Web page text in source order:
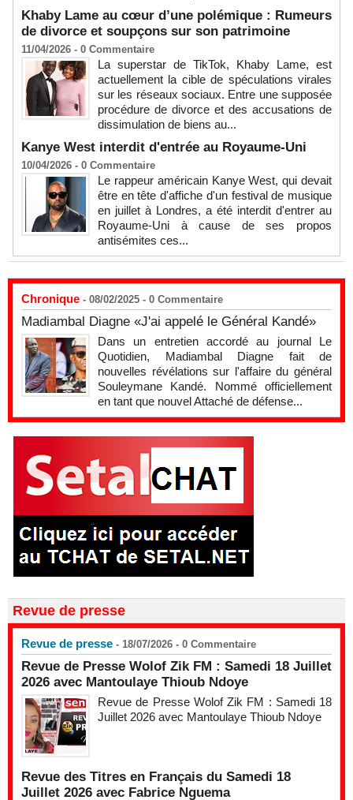
Khaby Lame au cœur d’une polémique : Rumeurs
de divorce et soupçons sur son patrimoine
11/04/2026 - 0 Commentaire
La superstar de TikTok, Khaby Lame, est
actuellement la cible de spéculations virales
sur les réseaux sociaux. Entre une supposée
procédure de divorce et des accusations de
dissimulation de biens au...
Kanye West interdit d'entrée au Royaume-Uni
10/04/2026 - 0 Commentaire
Le rappeur américain Kanye West, qui devait
être en tête d'affiche d'un festival de musique
en juillet à Londres, a été interdit d'entrer au
Royaume-Uni à cause de ses propos
antisémites ces...
Chronique - 08/02/2025 - 0 Commentaire
Madiambal Diagne «J'ai appelé le Général Kandé»
Dans un entretien accordé au journal Le
Quotidien, Madiambal Diagne fait de
nouvelles révélations sur l'affaire du général
Souleymane Kandé. Nommé officiellement
en tant que nouvel Attaché de défense...
Revue de presse
Revue de presse - 18/07/2026 - 0 Commentaire
Revue de Presse Wolof Zik FM : Samedi 18 Juillet
2026 avec Mantoulaye Thioub Ndoye
Revue de Presse Wolof Zik FM : Samedi 18
Juillet 2026 avec Mantoulaye Thioub Ndoye
Revue des Titres en Français du Samedi 18
Juillet 2026 avec Fabrice Nguema